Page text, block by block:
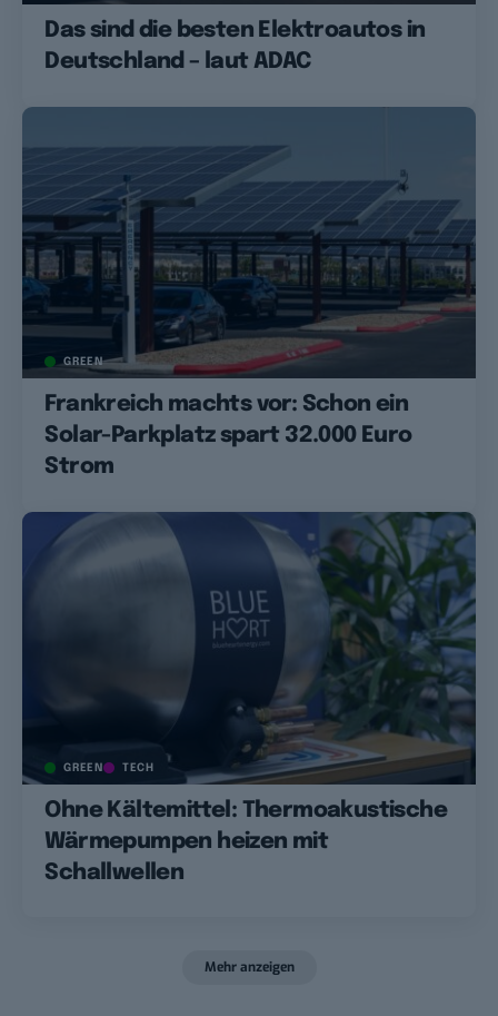
Das sind die besten Elektroautos in
Deutschland – laut ADAC
GREEN
Frankreich machts vor: Schon ein
Solar-Parkplatz spart 32.000 Euro
Strom
GREEN TECH
Ohne Kältemittel: Thermoakustische
Wärmepumpen heizen mit
Schallwellen
Mehr anzeigen